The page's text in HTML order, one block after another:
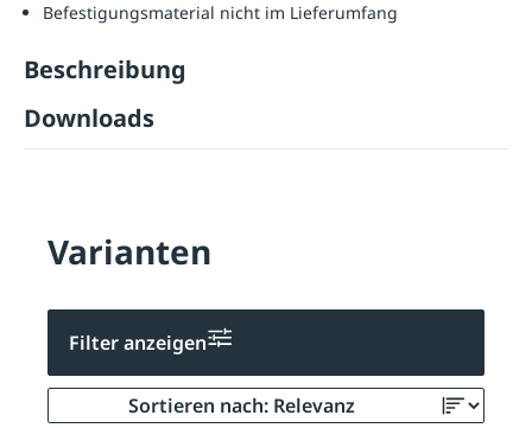
Befestigungsmaterial nicht im Lieferumfang
Beschreibung
Downloads
Varianten
Filter anzeigen